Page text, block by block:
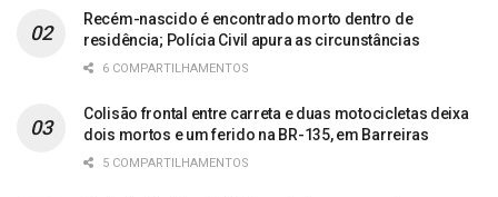
Recém-nascido é encontrado morto dentro de
residência; Polícia Civil apura as circunstâncias
6 COMPARTILHAMENTOS
Colisão frontal entre carreta e duas motocicletas deixa
dois mortos e um ferido na BR-135, em Barreiras
5 COMPARTILHAMENTOS